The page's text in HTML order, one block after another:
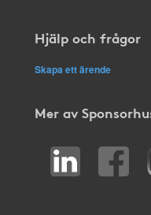
Hjälp och frågor
Skapa ett ärende
Mer av